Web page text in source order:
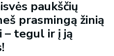
paukščių
prasmingą žinią
– tegul ir į ją